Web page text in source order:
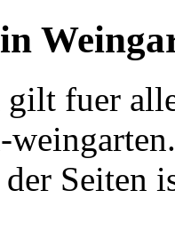
gilt fuer
Seiten